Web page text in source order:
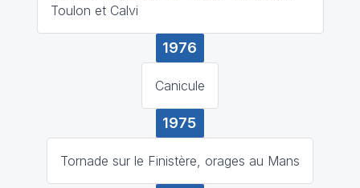
Toulon et Calvi
1976
Canicule
1975
Tornade sur le Finistère, orages au Mans